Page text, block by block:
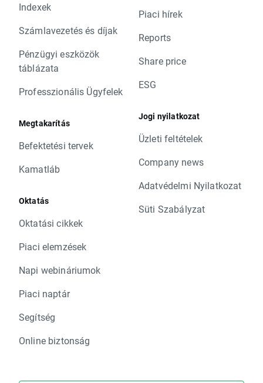
Indexek
Számlavezetés és díjak
Pénzügyi eszközök
táblázata
Professzionális Ügyfelek
Megtakarítás
Befektetési tervek
Kamatláb
Oktatás
Oktatási cikkek
Piaci elemzések
Napi webináriumok
Piaci naptár
Segítség
Online biztonság
Piaci hírek
Reports
Share price
ESG
Jogi nyilatkozat
Üzleti feltételek
Company news
Adatvédelmi Nyilatkozat
Süti Szabályzat